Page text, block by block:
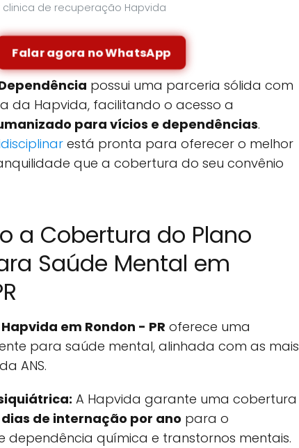
de recuperação Hapvida
Falar agora no WhatsApp
possui uma parceria sólida com
da Hapvida, facilitando o acesso a
para vícios e dependências.
está pronta para oferecer o melhor
que a cobertura do seu convênio
a Cobertura do Plano
Saúde Mental em
em Rondon - PR oferece uma
para saúde mental, alinhada com as mais
ANS.
A Hapvida garante uma cobertura
dias de internação por ano para o
dependência química e transtornos mentais.